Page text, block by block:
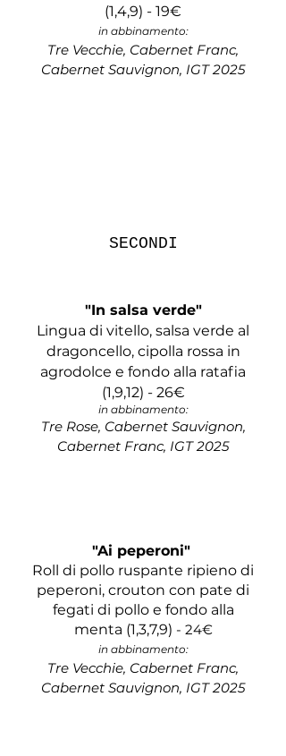
(1,4,9) - 19€
in abbinamento:
Tre Vecchie, Cabernet Franc,
Cabernet Sauvignon, IGT 2025
SECONDI
"In salsa verde"
Lingua di vitello, salsa verde al
dragoncello, cipolla rossa in
agrodolce e fondo alla ratafia
(1,9,12) - 26€
in abbinamento:
Tre Rose, Cabernet Sauvignon,
Cabernet Franc, IGT 2025
"Ai peperoni"
Roll di pollo ruspante ripieno di
peperoni, crouton con pate di
fegati di pollo e fondo alla
menta (1,3,7,9) - 24€
in abbinamento:
Tre Vecchie, Cabernet Franc,
Cabernet Sauvignon, IGT 2025